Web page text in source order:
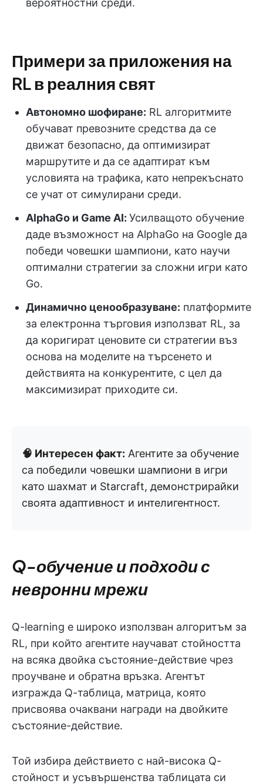
вероятностни среди.
Примери за приложения на
RL в реалния свят
Автономно шофиране: RL алгоритмите
обучават превозните средства да се
движат безопасно, да оптимизират
маршрутите и да се адаптират към
условията на трафика, като непрекъснато
се учат от симулирани среди.
AlphaGo и Game AI: Усилващото обучение
даде възможност на AlphaGo на Google да
победи човешки шампиони, като научи
оптимални стратегии за сложни игри като
Go.
Динамично ценообразуване: платформите
за електронна търговия използват RL, за
да коригират ценовите си стратегии въз
основа на моделите на търсенето и
действията на конкурентите, с цел да
максимизират приходите си.
🧠 Интересен факт: Агентите за обучение
са победили човешки шампиони в игри
като шахмат и Starcraft, демонстрирайки
своята адаптивност и интелигентност.
Q-обучение и подходи с
невронни мрежи
Q-learning е широко използван алгоритъм за
RL, при който агентите научават стойността
на всяка двойка състояние-действие чрез
проучване и обратна връзка. Агентът
изгражда Q-таблица, матрица, която
присвоява очаквани награди на двойките
състояние-действие.
Той избира действието с най-висока Q-
стойност и усъвършенства таблицата си